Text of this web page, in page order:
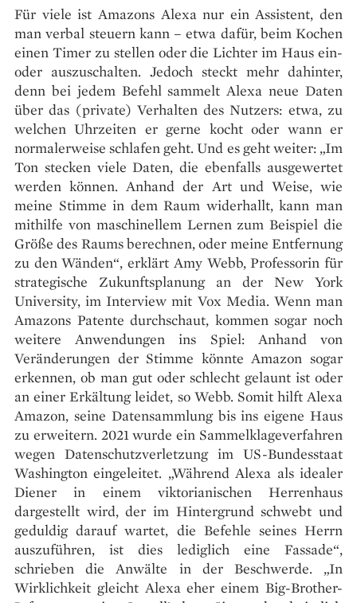
Für viele ist Amazons Alexa nur ein Assistent, den
man verbal steuern kann – etwa dafür, beim Kochen
einen Timer zu stellen oder die Lichter im Haus ein-
oder auszuschalten. Jedoch steckt mehr dahinter,
denn bei jedem Befehl sammelt Alexa neue Daten
über das (private) Verhalten des Nutzers: etwa, zu
welchen Uhrzeiten er gerne kocht oder wann er
normalerweise schlafen geht. Und es geht weiter: „Im
Ton stecken viele Daten, die ebenfalls ausgewertet
werden können. Anhand der Art und Weise, wie
meine Stimme in dem Raum widerhallt, kann man
mithilfe von maschinellem Lernen zum Beispiel die
Größe des Raums berechnen, oder meine Entfernung
zu den Wänden“, erklärt Amy Webb, Professorin für
strategische Zukunftsplanung an der New York
University, im Interview mit Vox Media. Wenn man
Amazons Patente durchschaut, kommen sogar noch
weitere Anwendungen ins Spiel: Anhand von
Veränderungen der Stimme könnte Amazon sogar
erkennen, ob man gut oder schlecht gelaunt ist oder
an einer Erkältung leidet, so Webb. Somit hilft Alexa
Amazon, seine Datensammlung bis ins eigene Haus
zu erweitern. 2021 wurde ein Sammelklageverfahren
wegen Datenschutzverletzung im US-Bundesstaat
Washington eingeleitet. „Während Alexa als idealer
Diener in einem viktorianischen Herrenhaus
dargestellt wird, der im Hintergrund schwebt und
geduldig darauf wartet, die Befehle seines Herrn
auszuführen, ist dies lediglich eine Fassade“,
schrieben die Anwälte in der Beschwerde. „In
Wirklichkeit gleicht Alexa eher einem Big-Brother-